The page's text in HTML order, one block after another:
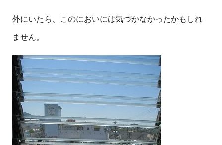
外にいたら、このにおいには気づかなかったかもしれ
ません。